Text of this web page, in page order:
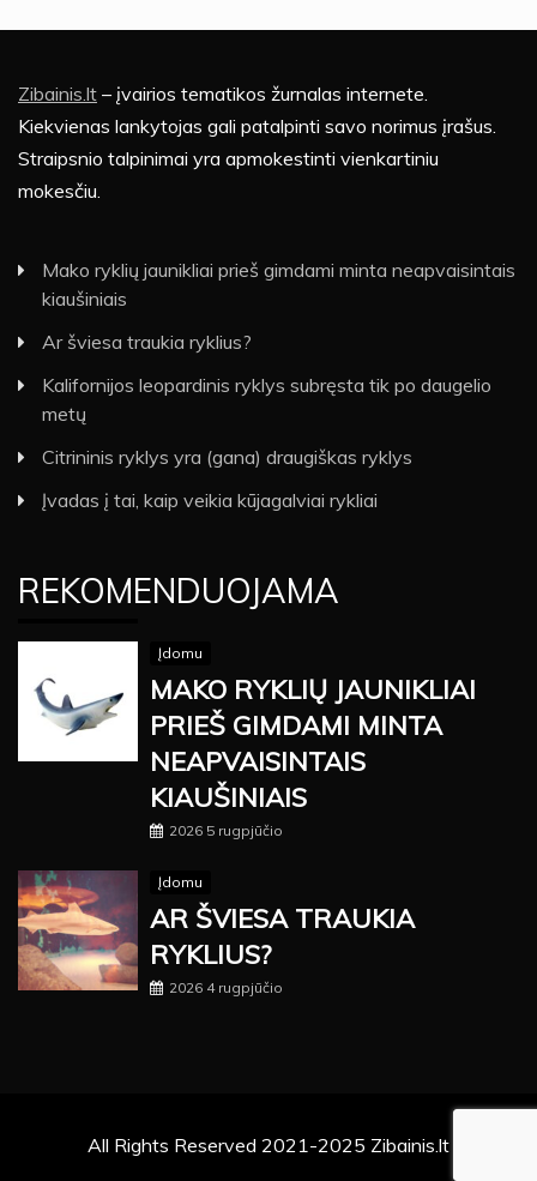
Zibainis.lt – įvairios tematikos žurnalas internete.
Kiekvienas lankytojas gali patalpinti savo norimus įrašus.
Straipsnio talpinimai yra apmokestinti vienkartiniu
mokesčiu.
Mako ryklių jaunikliai prieš gimdami minta neapvaisintais
kiaušiniais
Ar šviesa traukia ryklius?
Kalifornijos leopardinis ryklys subręsta tik po daugelio
metų
Citrininis ryklys yra (gana) draugiškas ryklys
Įvadas į tai, kaip veikia kūjagalviai rykliai
REKOMENDUOJAMA
Įdomu
MAKO RYKLIŲ JAUNIKLIAI
PRIEŠ GIMDAMI MINTA
NEAPVAISINTAIS
KIAUŠINIAIS
2026 5 rugpjūčio
Įdomu
AR ŠVIESA TRAUKIA
RYKLIUS?
2026 4 rugpjūčio
All Rights Reserved 2021-2025 Zibainis.lt